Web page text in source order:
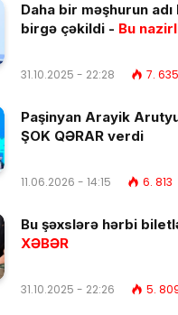
Daha bir məşhurun
birgə çəkildi - Bu
31.10.2025 - 22:28 7. 635
Paşinyan Arayik
ŞOK QƏRAR verdi
11.06.2026 - 14:15 6. 813
Bu şəxslərə hərbi
XƏBƏR
31.10.2025 - 22:26 5.